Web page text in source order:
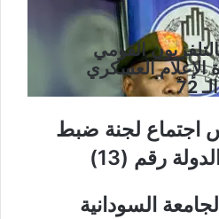
القومي
العسكري
72
اجتماع لجنة ضبط
رقم (13)
السودانية